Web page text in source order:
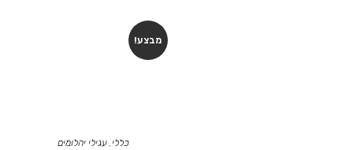
מבצע!
כללי,עגילי יהלומים